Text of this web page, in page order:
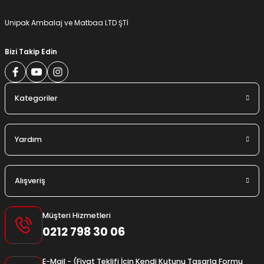
Unipak Ambalaj ve Matbaa LTD ŞTİ
Bizi Takip Edin
Kategoriler
Yardım
Alışveriş
Müşteri Hizmetleri
0212 798 30 06
E-Mail - (Fiyat Teklifi İçin Kendi Kutunu Tasarla Formu